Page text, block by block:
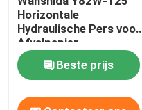
Horizontale
Hydraulische Pers voor
Afvalpapier,
Kunststoffen & PET-
flessenBeste prijs